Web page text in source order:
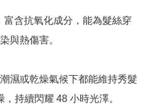
富含抗氧化成分，能為髮絲穿
與熱傷害。
濕或乾燥氣候下都能維持秀髮
持續閃耀 48 小時光澤。